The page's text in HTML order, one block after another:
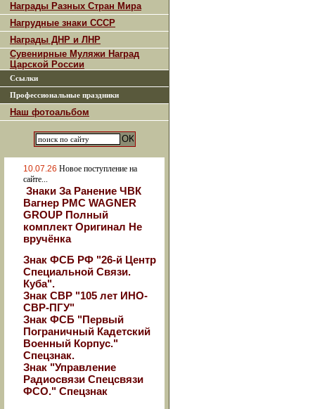
Награды Разных Стран Мира
Нагрудные знаки СССР
Награды ДНР и ЛНР
Сувенирные Муляжи Наград
Царской России
Ссылки
Профессиональные праздники
Наш фотоальбом
10.07.26 Новое поступление на
сайте...
Знаки За Ранение ЧВК
Вагнер РМС WAGNER
GROUP Полный
комплект Оригинал Не
вручёнка
Знак ФСБ РФ "26-й Центр
Специальной Связи.
Куба".
Знак СВР "105 лет ИНО-
СВР-ПГУ"
Знак ФСБ "Первый
Пограничный Кадетский
Военный Корпус."
Спецзнак.
Знак "Управление
Радиосвязи Спецсвязи
ФСО." Спецзнак